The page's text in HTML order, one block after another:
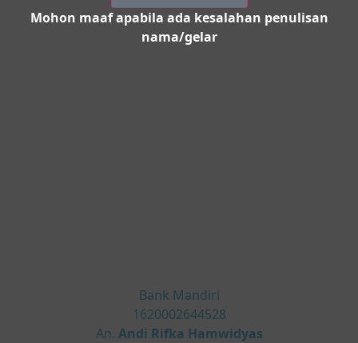
Bank Mandiri
1620002644528
An. Andi Rifka Hamwidyas
Mohon maaf apabila ada kesalahan penulisan
nama/gelar